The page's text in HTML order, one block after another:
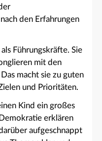
den Erfahrungen
Führungskräfte. Sie
mit den
macht sie zu guten
und Prioritäten.
Kind ein großes
erklären
aufgeschnappt